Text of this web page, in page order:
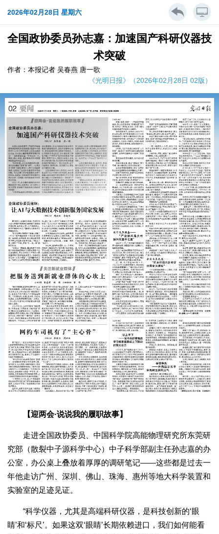
2026年02月28日 星期六
全国政协委员孙志嘉：加速国产科研仪器技
术突破
作者：本报记者 吴春燕 唐一歌
《光明日报》（2026年02月28日 02版）
【迎两会·说说我的履职故事】
走进全国政协委员、中国科学院高能物理研究所东莞研
究部（散裂中子源科学中心）中子科学部副主任孙志嘉的办
公室，办公桌上叠放着厚厚的调研笔记——这些都是过去一
年他走访广州、深圳、佛山、珠海、惠州等地大科学装置和
实验室的足迹见证。
“科学仪器，尤其是高端科研仪器，是科技创新的‘眼
睛’和‘标尺’。如果这双‘眼睛’长期依赖进口，我们如何能看